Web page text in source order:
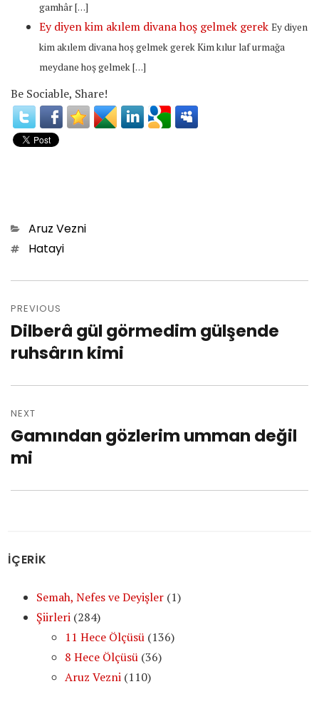
gamhâr […]
Ey diyen kim akılem divana hoş gelmek gerek Ey diyen
kim akılem divana hoş gelmek gerek Kim kılur laf urmağa
meydane hoş gelmek […]
Be Sociable, Share!
Categories
Aruz Vezni
TagsHatayi
Post
navigation
PREVIOUS
Previous
post:
Dilberâ gül görmedim gülşende
ruhsârın kimi
NEXT
Next
post:
Gamından gözlerim umman değil
mi
İÇERİK
Semah, Nefes ve Deyişler (1)
Şiirleri (284)
11 Hece Ölçüsü (136)
8 Hece Ölçüsü (36)
Aruz Vezni (110)